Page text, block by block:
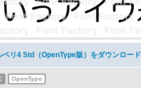
ベリ4 Std（OpenType版）をダウンロード
OpenType